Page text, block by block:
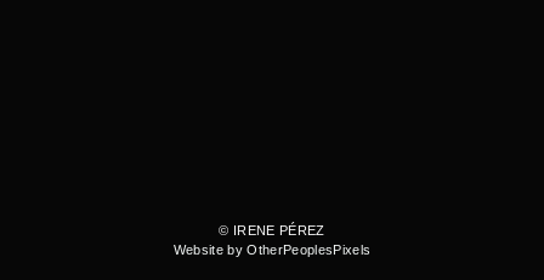
© IRENE PÉREZ
Website by OtherPeoplesPixels